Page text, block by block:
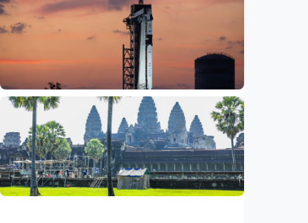
Iptek
Jelang misi bawa pulang sampel Mars, China
siapkan laboratorium perlindungan planet
Indonesia
Iptek
Bagian roket Falcon 9 SpaceX akan hantam
Bulan, NASA pastikan Bumi aman
Indonesia•05 Aug 2026